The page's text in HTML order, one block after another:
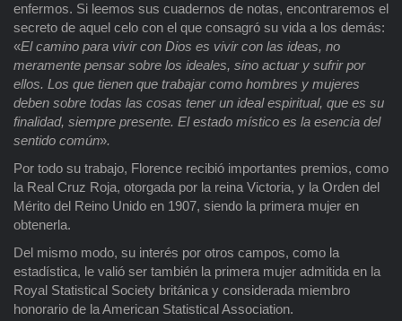
enfermos. Si leemos sus cuadernos de notas, encontraremos el
secreto de aquel celo con el que consagró su vida a los demás:
«El camino para vivir con Dios es vivir con las ideas, no
meramente pensar sobre los ideales, sino actuar y sufrir por
ellos. Los que tienen que trabajar como hombres y mujeres
deben sobre todas las cosas tener un ideal espiritual, que es su
finalidad, siempre presente. El estado místico es la esencia del
sentido común».
Por todo su trabajo, Florence recibió importantes premios, como
la Real Cruz Roja, otorgada por la reina Victoria, y la Orden del
Mérito del Reino Unido en 1907, siendo la primera mujer en
obtenerla.
Del mismo modo, su interés por otros campos, como la
estadística, le valió ser también la primera mujer admitida en la
Royal Statistical Society británica y considerada miembro
honorario de la American Statistical Association.